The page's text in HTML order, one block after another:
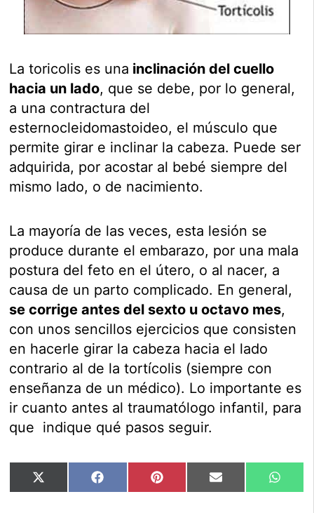
La toricolis es una inclinación del cuello
hacia un lado, que se debe, por lo general,
a una contractura del
esternocleidomastoideo, el músculo que
permite girar e inclinar la cabeza. Puede ser
adquirida, por acostar al bebé siempre del
mismo lado, o de nacimiento.
La mayoría de las veces, esta lesión se
produce durante el embarazo, por una mala
postura del feto en el útero, o al nacer, a
causa de un parto complicado. En general,
se corrige antes del sexto u octavo mes,
con unos sencillos ejercicios que consisten
en hacerle girar la cabeza hacia el lado
contrario al de la tortícolis (siempre con
enseñanza de un médico). Lo importante es
ir cuanto antes al traumatólogo infantil, para
que indique qué pasos seguir.
Compartir
en
X
(Twitter)
Compartir
en
Facebook Compartir
en
Pinterest Compartir
en
Email
en